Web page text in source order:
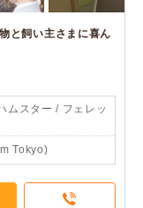
と飼い主さまに喜ん
ムスター / フェレッ
Tokyo)